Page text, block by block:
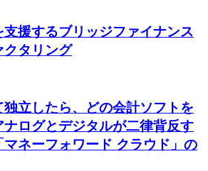
援するブリッジファイナンス
クタリング
立したら、どの会計ソフトを
ログとデジタルが二律背反す
マネーフォワード クラウド」の